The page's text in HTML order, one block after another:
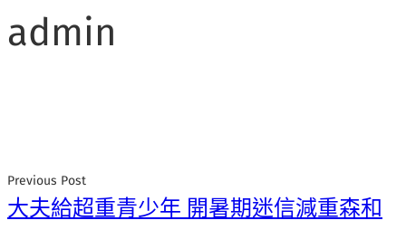
admin
Previous Post
大夫給超重青少年 開暑期迷信減重森和